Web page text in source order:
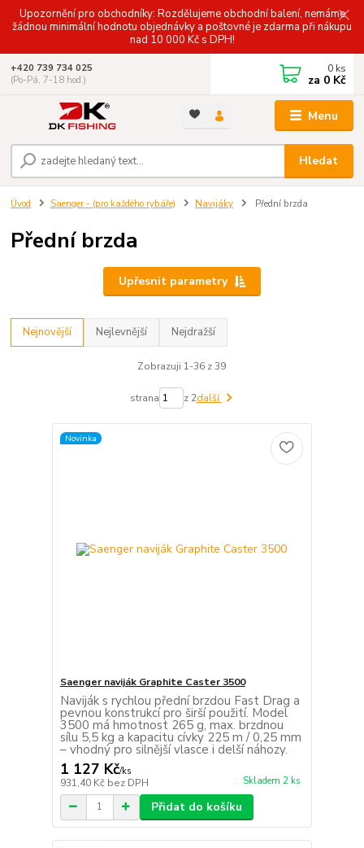
Upozornění pro obchodníky: Rozdělujeme obchodní balení, nemáme
žádnou minimální hodnotu objednávky a poštovné je zdarma při nákupu
nad 10 000 Kč s DPH!
Menu
Hledat
+420 739 734 025
(Po-Pá, 7-18 hod.)
0 ks
za 0 Kč
Úvod Saenger - (pro každého rybáře) Navijáky Přední brzda
Přední brzda
Upřesnit parametry
Nejnovější Nejlevnější Nejdražší
Zobrazuji 1-36 z 39
strana z 2další
Novinka
Saenger naviják Graphite Caster 3500
Naviják s rychlou přední brzdou Fast Drag a
pevnou konstrukcí pro širší použití. Model
3500 má hmotnost 265 g, max. brzdnou
sílu 5,5 kg a kapacitu cívky 225 m / 0,25 mm
– vhodný pro silnější vlasce i delší náhozy.
1 127 Kč/ks
931,40 Kč bez DPH Skladem 2 ks
Přidat do košíku